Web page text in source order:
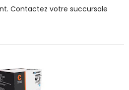
Contactez votre succursale